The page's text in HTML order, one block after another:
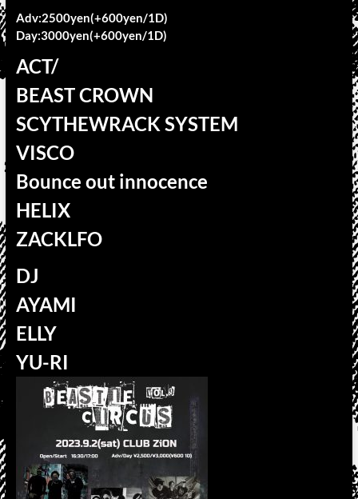
Adv:2500yen(+600yen/1D)
Day:3000yen(+600yen/1D)
ACT/
BEAST CROWN
SCYTHEWRACK SYSTEM
VISCO
Bounce out innocence
HELIX
ZACKLFO
DJ
AYAMI
ELLY
YU-RI